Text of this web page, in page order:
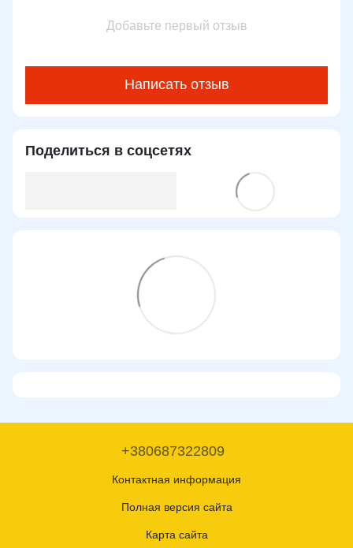
Добавьте первый отзыв
Написать отзыв
Поделиться в соцсетях
+380687322809
Контактная информация
Полная версия сайта
Карта сайта